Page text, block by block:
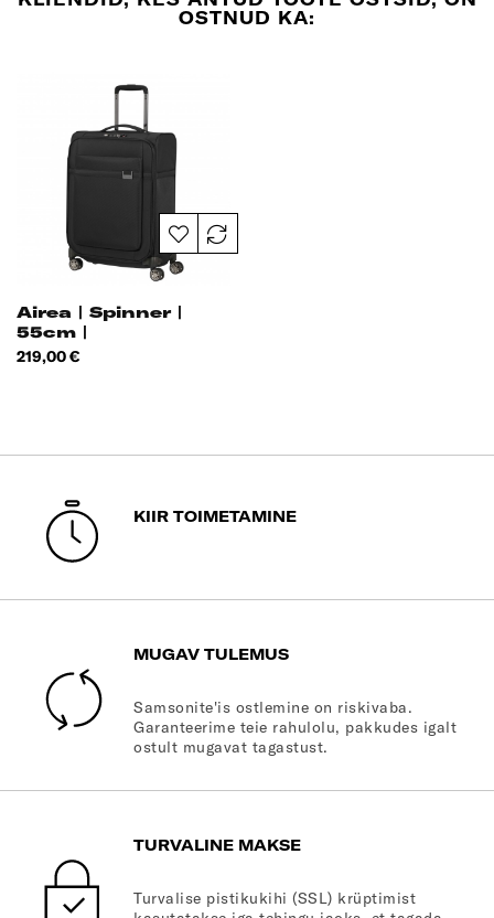
OSTNUD KA:
Airea | Spinner |
55cm |
Hind
219,00 €
KIIR TOIMETAMINE
MUGAV TULEMUS
Samsonite'is ostlemine on riskivaba.
Garanteerime teie rahulolu, pakkudes igalt
ostult mugavat tagastust.
TURVALINE MAKSE
Turvalise pistikukihi (SSL) krüptimist